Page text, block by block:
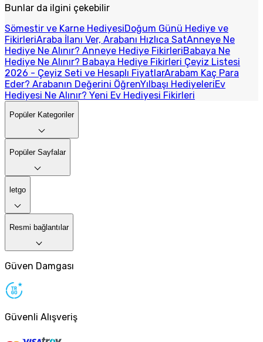
Bunlar da ilgini çekebilir
Sömestir ve Karne HediyesiDoğum Günü Hediye ve
FikirleriAraba İlanı Ver, Arabanı Hızlıca SatAnneye Ne
Hediye Ne Alınır? Anneye Hediye FikirleriBabaya Ne
Hediye Ne Alınır? Babaya Hediye Fikirleri Çeyiz Listesi
2026 - Çeyiz Seti ve Hesaplı FiyatlarArabam Kaç Para
Eder? Arabanın Değerini ÖğrenYılbaşı HediyeleriEv
Hediyesi Ne Alınır? Yeni Ev Hediyesi Fikirleri
Popüler Kategoriler
Popüler Sayfalar
letgo
Resmi bağlantılar
Güven Damgası
Güvenli Alışveriş